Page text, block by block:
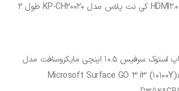
کابل HDMI2.0 کی نت پلاس مدل KP-CH20020 طول 2
لپ تاپ استوک سرفیس 10.5 اینچی مایکروسافت مدل
Microsoft Surface GO 3 i3